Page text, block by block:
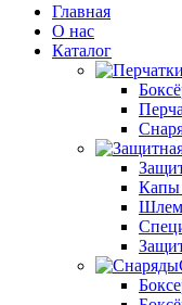
Главная
О нас
Каталог
Капы